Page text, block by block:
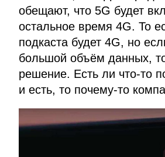
обещают, что 5G будет
остальное время 4G. То
подкаста будет 4G, но
большой объём данных,
решение. Есть ли что-то
и есть, то почему-то